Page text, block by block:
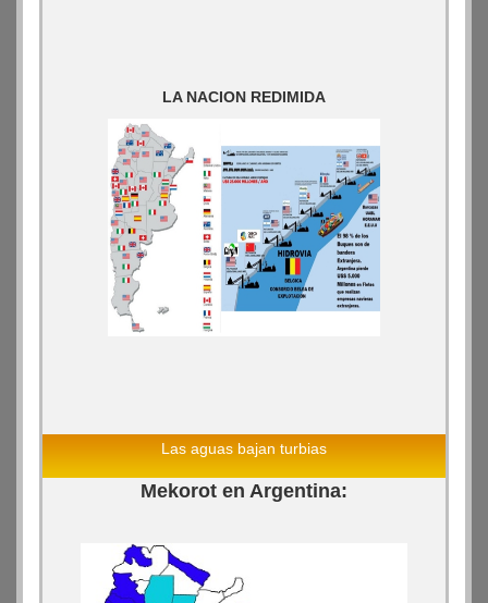
LA NACION REDIMIDA
Las aguas bajan turbias
Mekorot en Argentina: